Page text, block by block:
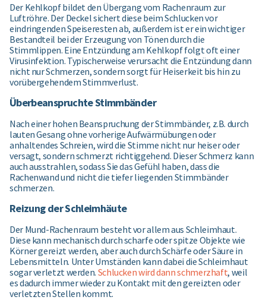
Der Kehlkopf bildet den Übergang vom Rachenraum zur
Luftröhre. Der Deckel sichert diese beim Schlucken vor
eindringenden Speiseresten ab, außerdem ist er ein wichtiger
Bestandteil bei der Erzeugung von Tönen durch die
Stimmlippen. Eine Entzündung am Kehlkopf folgt oft einer
Virusinfektion. Typischerweise verursacht die Entzündung dann
nicht nur Schmerzen, sondern sorgt für Heiserkeit bis hin zu
vorübergehendem Stimmverlust.
Überbeanspruchte Stimmbänder
Nach einer hohen Beanspruchung der Stimmbänder, z.B. durch
lauten Gesang ohne vorherige Aufwärmübungen oder
anhaltendes Schreien, wird die Stimme nicht nur heiser oder
versagt, sondern schmerzt richtiggehend. Dieser Schmerz kann
auch ausstrahlen, sodass Sie das Gefühl haben, dass die
Rachenwand und nicht die tiefer liegenden Stimmbänder
schmerzen.
Reizung der Schleimhäute
Der Mund-Rachenraum besteht vor allem aus Schleimhaut.
Diese kann mechanisch durch scharfe oder spitze Objekte wie
Körner gereizt werden, aber auch durch Schärfe oder Säure in
Lebensmitteln. Unter Umständen kann dabei die Schleimhaut
sogar verletzt werden. Schlucken wird dann schmerzhaft, weil
es dadurch immer wieder zu Kontakt mit den gereizten oder
verletzten Stellen kommt.